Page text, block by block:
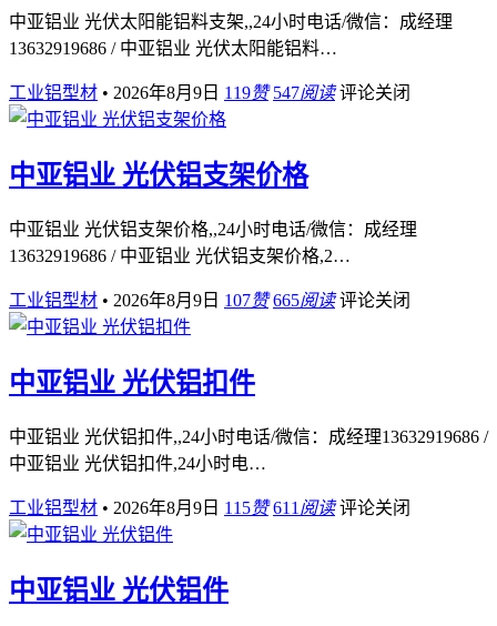
中亚铝业 光伏太阳能铝料支架,,24小时电话/微信：成经理
13632919686 / 中亚铝业 光伏太阳能铝料…
工业铝型材 • 2026年8月9日 119赞 547阅读 评论关闭
中亚铝业 光伏铝支架价格
中亚铝业 光伏铝支架价格,,24小时电话/微信：成经理
13632919686 / 中亚铝业 光伏铝支架价格,2…
工业铝型材 • 2026年8月9日 107赞 665阅读 评论关闭
中亚铝业 光伏铝扣件
中亚铝业 光伏铝扣件,,24小时电话/微信：成经理13632919686 /
中亚铝业 光伏铝扣件,24小时电…
工业铝型材 • 2026年8月9日 115赞 611 阅读 评论关闭
中亚铝业 光伏铝件